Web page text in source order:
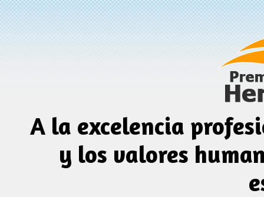
Pasar al contenido principal
A la excelencia
y los valores